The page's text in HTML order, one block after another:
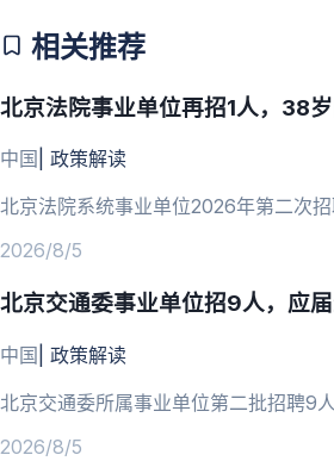
相关推荐
北京法院事业单位再招1人，38
中国 政策解读
北京法院系统事业单位2026年第二次
2026/8/5
北京交通委事业单位招9人，应
中国 政策解读
北京交通委所属事业单位第二批招聘9
2026/8/5